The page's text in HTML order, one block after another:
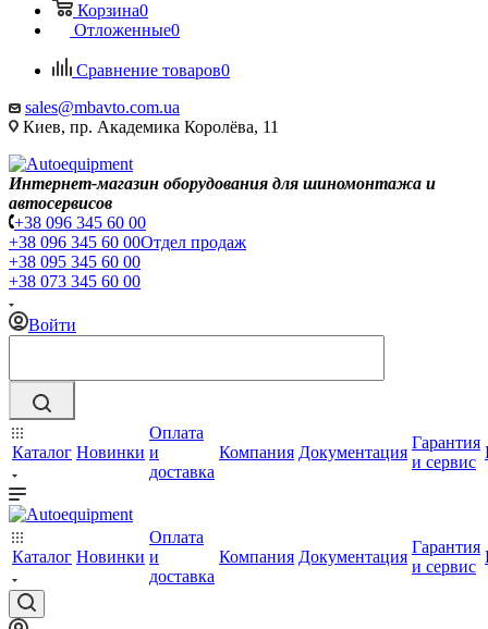
Корзина0
Отложенные0
Сравнение товаров0
sales@mbavto.com.ua
Киев, пр. Академика Королёва, 11
Интернет-магазин оборудования для шиномонтажа и
автосервисов
+38 096 345 60 00
+38 096 345 60 00Отдел продаж
+38 095 345 60 00
+38 073 345 60 00
Войти
Каталог Новинки
Оплата
и
доставка
Компания Документация
Гарантия
и сервис
Каталог Новинки
Оплата
и
доставка
Компания Документация
Гарантия
и сервис